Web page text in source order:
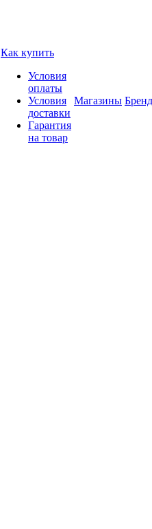
Как купить
Условия
оплаты
Условия
доставки
Гарантия
на товар
Магазины